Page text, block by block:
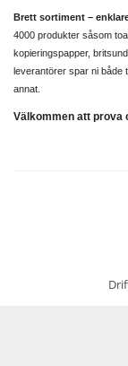
Brett sortiment –
4000 produkter såsom
kopieringspapper,
leverantörer spar ni både
annat.
Välkommen att prova